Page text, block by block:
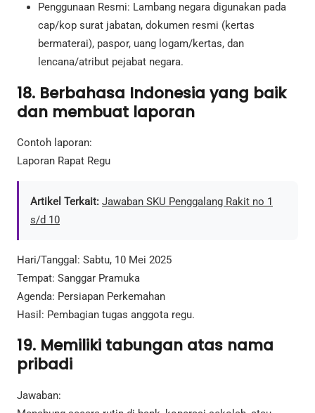
Penggunaan Resmi: Lambang negara digunakan pada
cap/kop surat jabatan, dokumen resmi (kertas
bermaterai), paspor, uang logam/kertas, dan
lencana/atribut pejabat negara.
18. Berbahasa Indonesia yang baik
dan membuat laporan
Contoh laporan:
Laporan Rapat Regu
Artikel Terkait: Jawaban SKU Penggalang Rakit no 1
s/d 10
Hari/Tanggal: Sabtu, 10 Mei 2025
Tempat: Sanggar Pramuka
Agenda: Persiapan Perkemahan
Hasil: Pembagian tugas anggota regu.
19. Memiliki tabungan atas nama
pribadi
Jawaban: